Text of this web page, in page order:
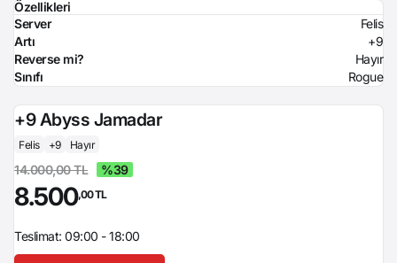
Özellikleri
Server
Felis
Artı
+9
Reverse mi?
Hayır
Sınıfı
Rogue
+9 Abyss Jamadar
Felis +9 Hayır
14.000,00 TL %39
8.500,00 TL
Teslimat: 09:00 - 18:00